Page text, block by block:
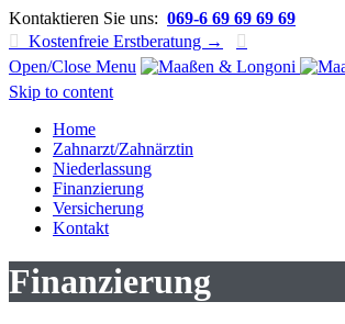
Kontaktieren Sie uns: 069-6 69 69 69 69

Kostenfreie Erstberatung →

Open/Close Menu
Skip to content
Home
Zahnarzt/Zahnärztin
Niederlassung
Finanzierung
Versicherung
Kontakt
Finanzierung